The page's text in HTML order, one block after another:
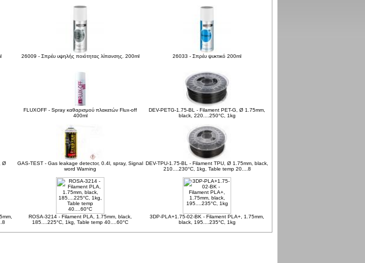
26009 - Σπρέυ υψηλής ποιότητας λίπανσης. 200ml 26033 - Σπρέυ ψυκτικό 200ml
FLUXOFF - Spray καθαρισμού πλακετών Flux-off
400ml
DEV-PETG-1.75-BL - Filament PET-G, Ø 1.75mm,
black, 220....250°C, 1kg
Ø
GAS-TEST - Gas leakage detector, 0.4l, spray, Signal
word Warning
DEV-TPU-1.75-BL - Filament TPU, Ø 1.75mm, black,
210....230°C, 1kg, Table temp 20....8
ROSA-3214 - Filament PLA, 1.75mm, black,
185....225°C, 1kg, Table temp 40....60°C
3DP-PLA+1.75-02-BK - Filament PLA+, 1.75mm,
black, 195....235°C, 1kg